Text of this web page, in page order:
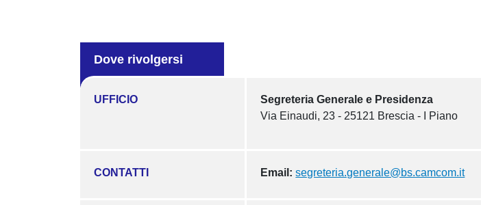
Dove rivolgersi
UFFICIO
Segreteria Generale e Presidenza
Via Einaudi, 23 - 25121 Brescia - I Piano
CONTATTI Email: segreteria.generale@bs.camcom.it